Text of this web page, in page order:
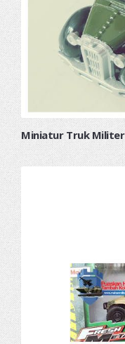
Miniatur Truk Militer